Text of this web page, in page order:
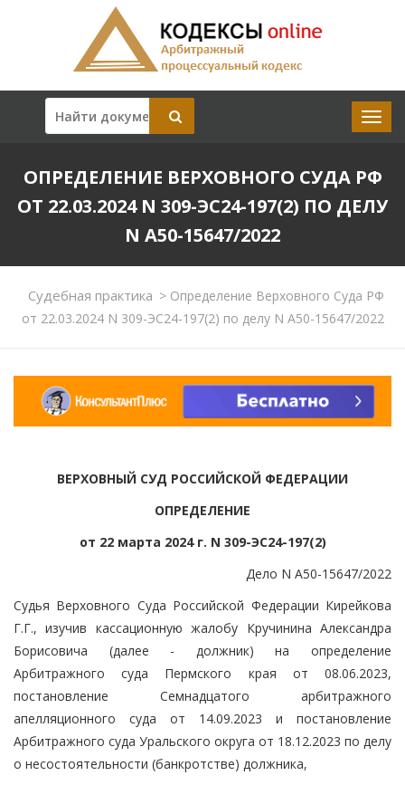
ОПРЕДЕЛЕНИЕ ВЕРХОВНОГО СУДА РФ
ОТ 22.03.2024 N 309-ЭС24-197(2) ПО ДЕЛУ
N А50-15647/2022
Судебная практика >Определение Верховного Суда РФ
от 22.03.2024 N 309-ЭС24-197(2) по делу N А50-15647/2022
ВЕРХОВНЫЙ СУД РОССИЙСКОЙ ФЕДЕРАЦИИ
ОПРЕДЕЛЕНИЕ
от 22 марта 2024 г. N 309-ЭС24-197(2)
Дело N А50-15647/2022
Судья Верховного Суда Российской Федерации Кирейкова
Г.Г., изучив кассационную жалобу Кручинина Александра
Борисовича (далее - должник) на определение
Арбитражного суда Пермского края от 08.06.2023,
постановление Семнадцатого арбитражного
апелляционного суда от 14.09.2023 и постановление
Арбитражного суда Уральского округа от 18.12.2023 по делу
о несостоятельности (банкротстве) должника,